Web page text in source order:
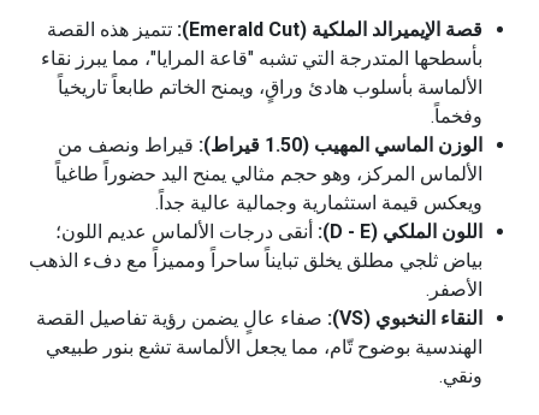
قصة الإيميرالد الملكية (Emerald Cut):
تتميز هذه القصة
بأسطحها المتدرجة التي تشبه "قاعة المرايا"، مما يبرز نقاء
الألماسة بأسلوب هادئ وراقٍ، ويمنح الخاتم طابعاً تاريخياً
وفخماً.
الوزن الماسي المهيب (1.50 قيراط):
قيراط ونصف من
الألماس المركز، وهو حجم مثالي يمنح اليد حضوراً طاغياً
ويعكس قيمة استثمارية وجمالية عالية جداً.
اللون الملكي (D - E):
أنقى درجات الألماس عديم اللون؛
بياض ثلجي مطلق يخلق تبايناً ساحراً ومميزاً مع دفء الذهب
الأصفر.
النقاء النخبوي (VS):
صفاء عالٍ يضمن رؤية تفاصيل القصة
الهندسية بوضوح تّام، مما يجعل الألماسة تشع بنور طبيعي
ونقي.